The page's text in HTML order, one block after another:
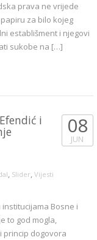
prava ne vrijede
za bilo kojeg
establišment i njegovi
sukobe na […]
i
, Slider, Vijesti
08
JUN
Bosne i
to god mogla,
princip dogovora